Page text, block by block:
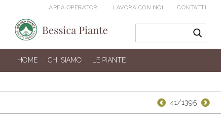
AREA OPERATORI LAVORA CON NOI CONTATTI
HOME CHI SIAMO LE PIANTE
41/1395